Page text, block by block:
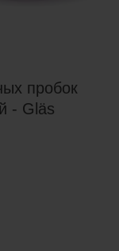
пробок
- Gläs